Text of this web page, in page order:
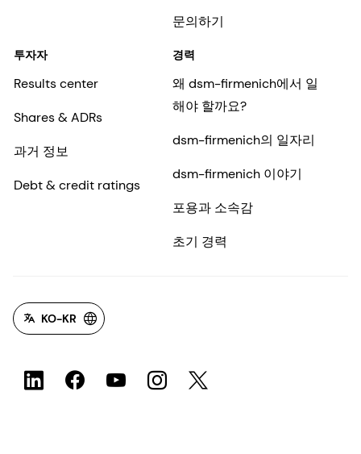
문의하기
투자자
Results center
Shares & ADRs
과거 정보
Debt & credit ratings
경력
왜 dsm-firmenich에서 일
해야 할까요?
dsm-firmenich의 일자리
dsm-firmenich 이야기
포용과 소속감
초기 경력
KO-KR